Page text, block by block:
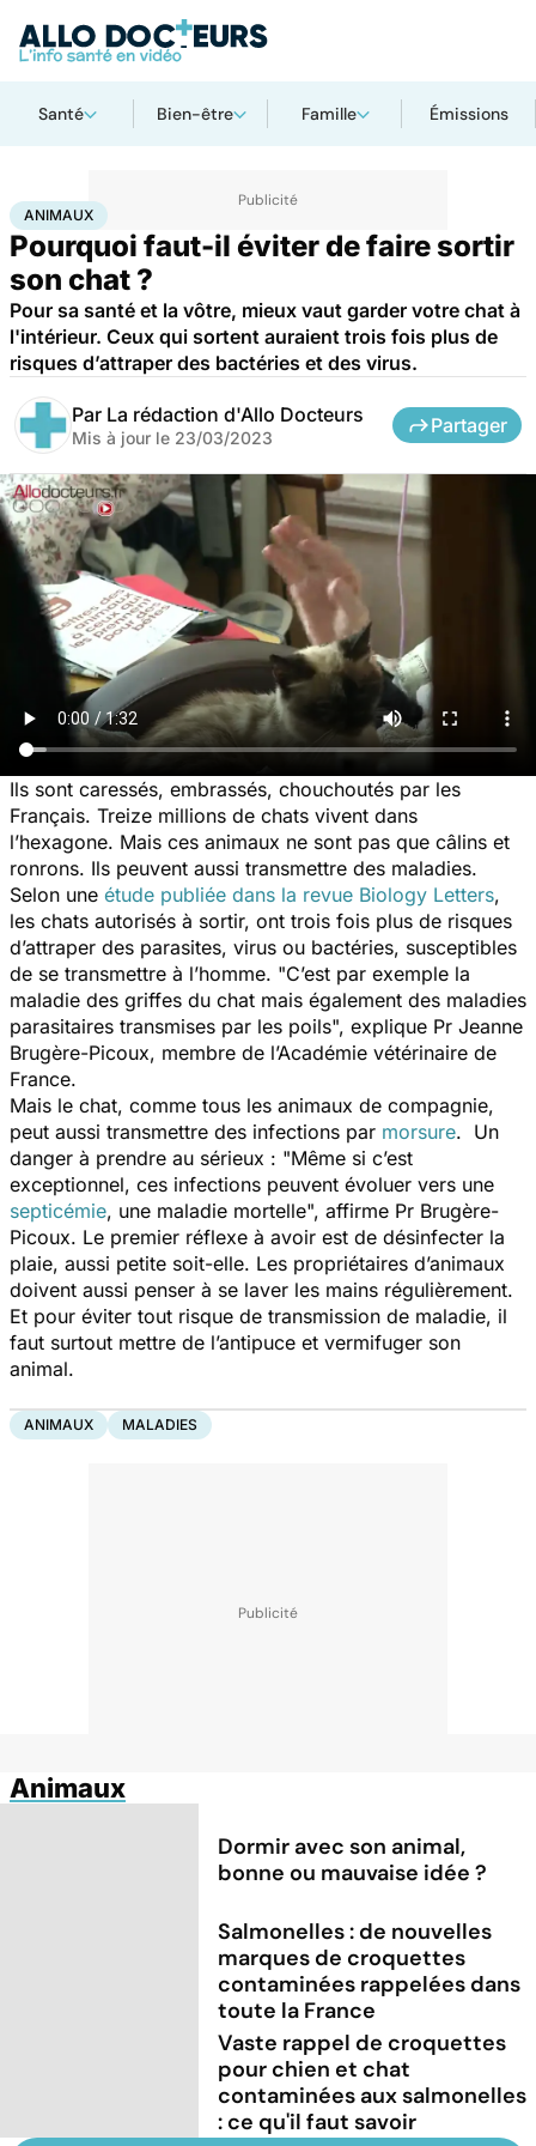
Santé Bien-être Famille Émissions
AccueilSanté
ANIMAUX
Pourquoi faut-il éviter de faire sortir
son chat ?
Pour sa santé et la vôtre, mieux vaut garder votre chat à
l'intérieur. Ceux qui sortent auraient trois fois plus de
risques d’attraper des bactéries et des virus.
Par La rédaction d'Allo Docteurs
Mis à jour le 23/03/2023
Partager
Ils sont caressés, embrassés, chouchoutés par les
Français. Treize millions de chats vivent dans
l’hexagone. Mais ces animaux ne sont pas que câlins et
ronrons. Ils peuvent aussi transmettre des maladies.
Selon une étude publiée dans la revue Biology Letters,
les chats autorisés à sortir, ont trois fois plus de risques
d’attraper des parasites, virus ou bactéries, susceptibles
de se transmettre à l’homme. "C’est par exemple la
maladie des griffes du chat mais également des maladies
parasitaires transmises par les poils", explique Pr Jeanne
Brugère-Picoux, membre de l’Académie vétérinaire de
France.
Mais le chat, comme tous les animaux de compagnie,
peut aussi transmettre des infections par morsure. Un
danger à prendre au sérieux : "Même si c’est
exceptionnel, ces infections peuvent évoluer vers une
septicémie, une maladie mortelle", affirme Pr Brugère-
Picoux. Le premier réflexe à avoir est de désinfecter la
plaie, aussi petite soit-elle. Les propriétaires d’animaux
doivent aussi penser à se laver les mains régulièrement.
Et pour éviter tout risque de transmission de maladie, il
faut surtout mettre de l’antipuce et vermifuger son
animal.
ANIMAUX MALADIES
Animaux
Dormir avec son animal,
bonne ou mauvaise idée ?
Salmonelles : de nouvelles
marques de croquettes
contaminées rappelées dans
toute la France
Vaste rappel de croquettes
pour chien et chat
contaminées aux salmonelles
: ce qu'il faut savoir